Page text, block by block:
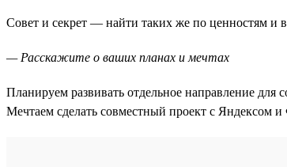
Совет и секрет — найти таких же по ценностям и
— Расскажите о ваших планах и мечтах
Планируем развивать отдельное направление для
Мечтаем сделать совместный проект с Яндексом